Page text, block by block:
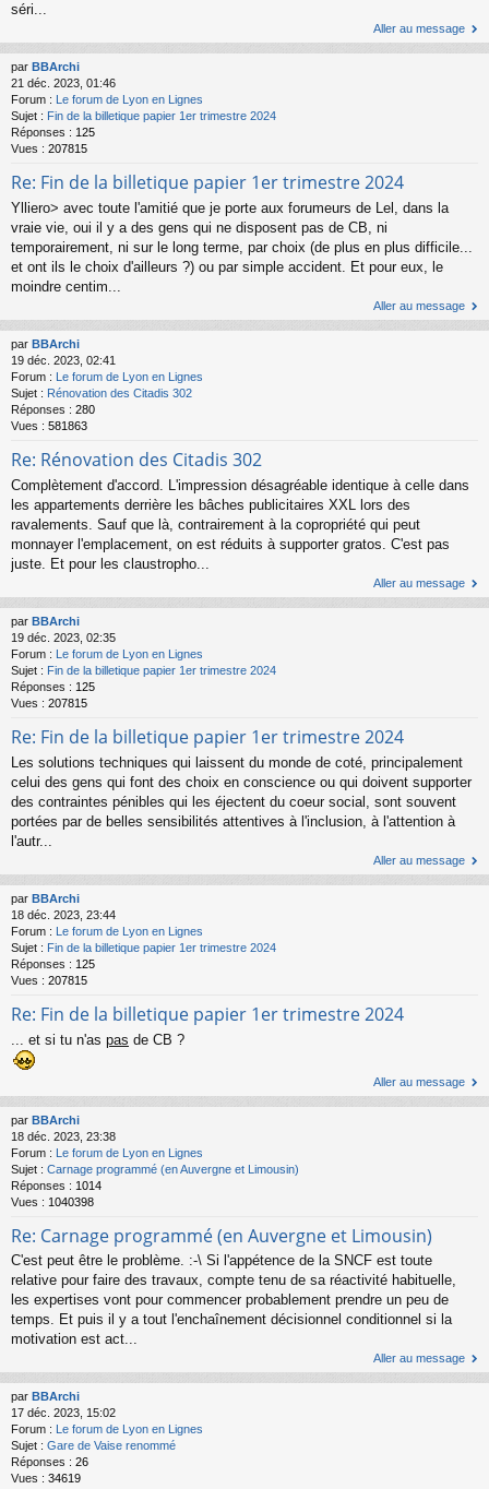
séri...
Aller au message
par BBArchi
21 déc. 2023, 01:46
Forum : Le forum de Lyon en Lignes
Sujet : Fin de la billetique papier 1er trimestre 2024
Réponses : 125
Vues : 207815
Re: Fin de la billetique papier 1er trimestre 2024
Ylliero> avec toute l'amitié que je porte aux forumeurs de Lel, dans la
vraie vie, oui il y a des gens qui ne disposent pas de CB, ni
temporairement, ni sur le long terme, par choix (de plus en plus difficile...
et ont ils le choix d'ailleurs ?) ou par simple accident. Et pour eux, le
moindre centim...
Aller au message
par BBArchi
19 déc. 2023, 02:41
Forum :
Le forum de Lyon en Lignes
Sujet : Rénovation des Citadis 302
Réponses : 280
Vues : 581863
Re: Rénovation des Citadis 302
Complètement d'accord. L'impression désagréable identique à celle dans
les appartements derrière les bâches publicitaires XXL lors des
ravalements. Sauf que là, contrairement à la copropriété qui peut
monnayer l'emplacement, on est réduits à supporter gratos. C'est pas
juste. Et pour les claustropho...
Aller au message
par BBArchi
19 déc. 2023, 02:35
Forum : Le forum de Lyon en Lignes
Sujet : Fin de la billetique papier 1er trimestre 2024
Réponses : 125
Vues : 207815
Re: Fin de la billetique papier 1er trimestre 2024
Les solutions techniques qui laissent du monde de coté, principalement
celui des gens qui font des choix en conscience ou qui doivent supporter
des contraintes pénibles qui les éjectent du coeur social, sont souvent
portées par de belles sensibilités attentives à l'inclusion, à l'attention à
l'autr...
Aller au message
par BBArchi
18 déc. 2023, 23:44
Forum : Le forum de Lyon en Lignes
Sujet : Fin de la billetique papier 1er trimestre 2024
Réponses : 125
Vues : 207815
Re: Fin de la billetique papier 1er trimestre 2024
... et si tu n'as pas de CB ?
Aller au message
par BBArchi
18 déc. 2023, 23:38
Forum : Le forum de Lyon en Lignes
Sujet : Carnage programmé (en Auvergne et Limousin)
Réponses : 1014
Vues : 1040398
Re: Carnage programmé (en Auvergne et Limousin)
C'est peut être le problème. :-\ Si l'appétence de la SNCF est toute
relative pour faire des travaux, compte tenu de sa réactivité habituelle,
les expertises vont pour commencer probablement prendre un peu de
temps. Et puis il y a tout l'enchaînement décisionnel conditionnel si la
motivation est act...
Aller au message
par BBArchi
17 déc. 2023, 15:02
Forum :
Le forum de Lyon en Lignes
Sujet : Gare de Vaise renommé
Réponses : 26
Vues : 34619